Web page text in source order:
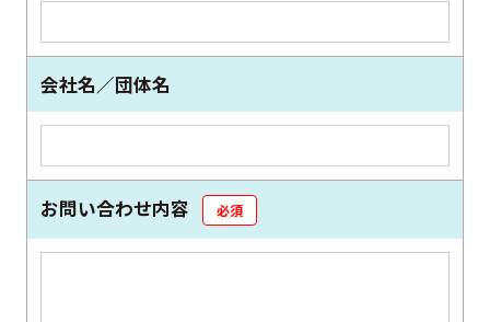
会社名／団体名
お問い合わせ内容 必須